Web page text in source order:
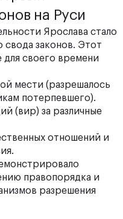
на Руси
Ярослава стало
свода законов. Этот
своего времени
мести (разрешалось
потерпевшего).
(вир) за различные
отношений и
правопорядка и
разрешения